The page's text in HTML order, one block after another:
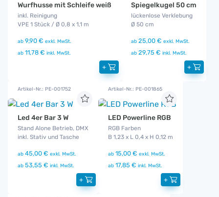
Wurfhusse mit Schleife weiß
inkl. Reinigung
VPE 1 Stück / Ø 0,8 x 1,1 m
ab 9,90 € exkl. MwSt.
ab 11,78 € inkl. MwSt.
+
Spiegelkugel 50 cm
lückenlose Verklebung
Ø 50 cm
ab 25,00 € exkl. MwSt.
ab 29,75 € inkl. MwSt.
+
Artikel-Nr.: PE-001752
Led 4er Bar 3 W
Stand Alone Betrieb, DMX
inkl. Stativ und Tasche
ab 45,00 € exkl. MwSt.
ab 53,55 € inkl. MwSt.
+
Artikel-Nr.: PE-001865
LED Powerline RGB
RGB Farben
B 1,23 x L 0,4 x H 0,12 m
ab 15,00 € exkl. MwSt.
ab 17,85 € inkl. MwSt.
+